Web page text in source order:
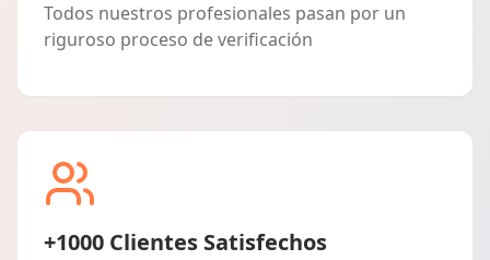
Todos nuestros profesionales pasan por un
riguroso proceso de verificación
+1000 Clientes Satisfechos